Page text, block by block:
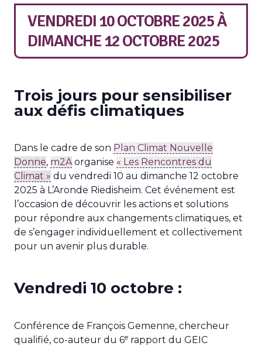
VENDREDI 10 OCTOBRE 2025À
DIMANCHE 12 OCTOBRE 2025
Trois jours pour sensibiliser
aux défis climatiques
Dans le cadre de son Plan Climat Nouvelle
Donne, m2Aorganise « Les Rencontres du
Climat » du vendredi 10 au dimanche 12 octobre
2025 à L’Aronde Riedisheim. Cet événement est
l’occasion de découvrir les actions et solutions
pour répondre aux changements climatiques, et
de s’engager individuellement et collectivement
pour un avenir plus durable.
Vendredi 10 octobre :
Conférence de François Gemenne, chercheur
qualifié, co-auteur du 6e rapport du GEIC